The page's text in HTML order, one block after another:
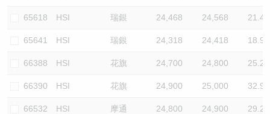
65618 HSI 瑞銀 24,468 24,568 21.4
65641 HSI 瑞銀 24,318 24,418 18.9
66388 HSI 花旗 24,700 24,800 25.2
66390 HSI 花旗 24,900 25,000 32.9
66532 HSI 摩通 24,800 24,900 29.2